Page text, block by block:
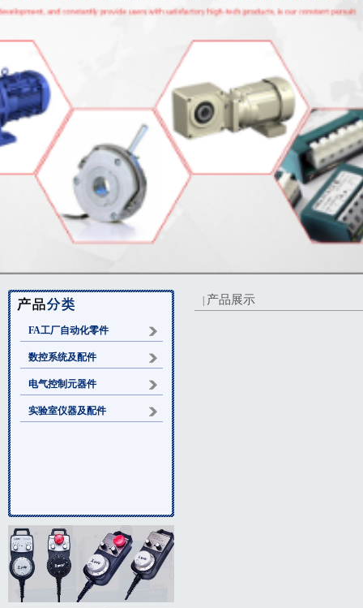
FA工厂自动化零件
数控系统及配件
电气控制元器件
实验室仪器及配件
产品展示